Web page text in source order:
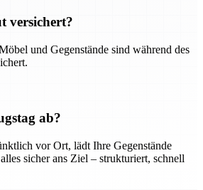
versichert?
und Gegenstände sind während des
ab?
vor Ort, lädt Ihre Gegenstände
sicher ans Ziel – strukturiert, schnell